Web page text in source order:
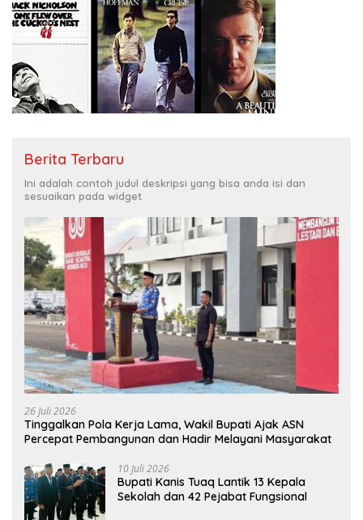
Berita Terbaru
Ini adalah contoh judul deskripsi yang bisa anda isi dan
sesuaikan pada widget
26 Juli 2026
Tinggalkan Pola Kerja Lama, Wakil Bupati Ajak ASN
Percepat Pembangunan dan Hadir Melayani Masyarakat
10 Juli 2026
Bupati Kanis Tuaq Lantik 13 Kepala
Sekolah dan 42 Pejabat Fungsional